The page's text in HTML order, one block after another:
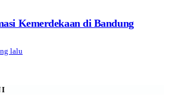
Kemerdekaan di Bandung
lalu